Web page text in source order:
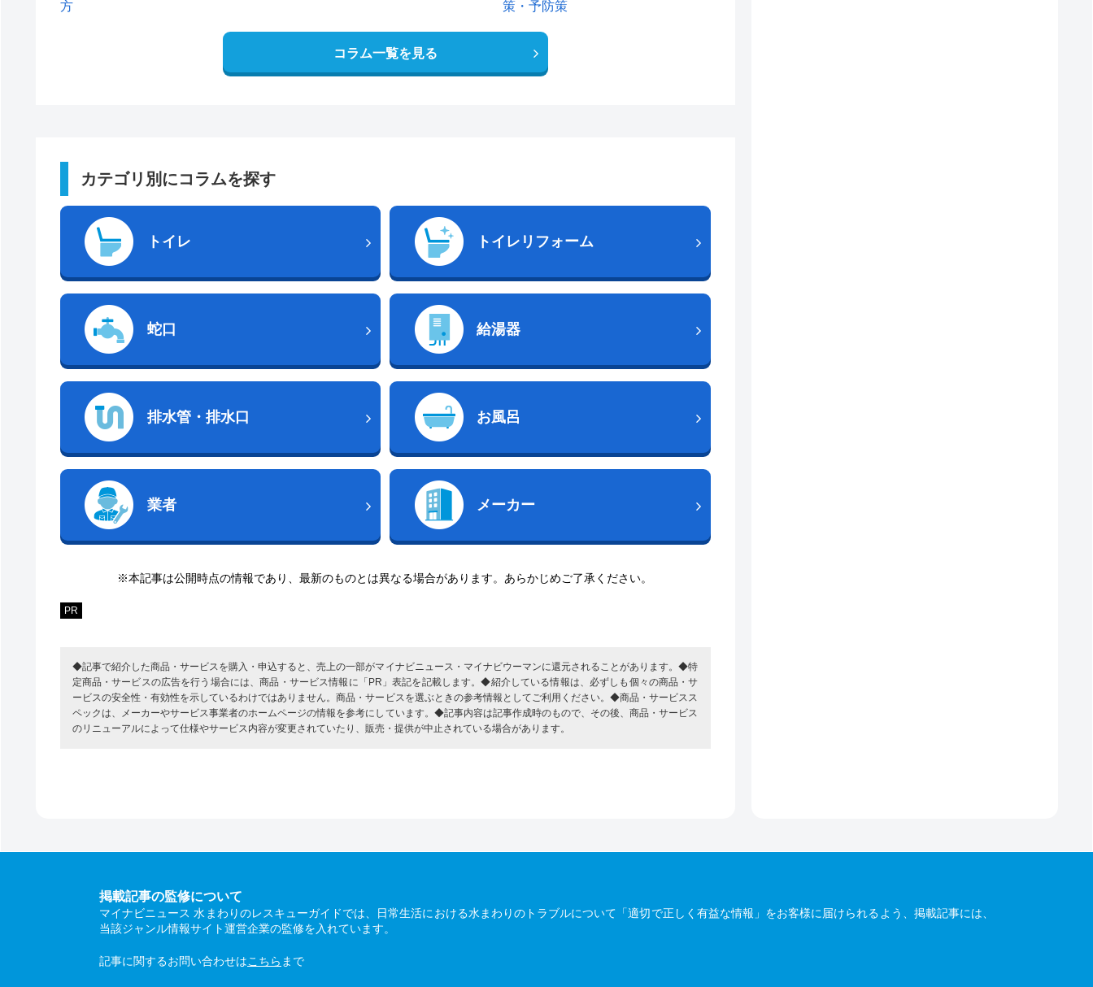
方
策・予防策
コラム一覧を見る
カテゴリ別にコラムを探す
トイレ トイレリフォーム
蛇口 給湯器
排水管・排水口 お風呂
業者 メーカー
※本記事は公開時点の情報であり、最新のものとは異なる場合があります。あらかじめご了承ください。
PR
◆記事で紹介した商品・サービスを購入・申込すると、売上の一部がマイナビニュース・マイナビウーマンに還元されることがあります。◆特
定商品・サービスの広告を行う場合には、商品・サービス情報に「PR」表記を記載します。◆紹介している情報は、必ずしも個々の商品・サ
ービスの安全性・有効性を示しているわけではありません。商品・サービスを選ぶときの参考情報としてご利用ください。◆商品・サービスス
ペックは、メーカーやサービス事業者のホームページの情報を参考にしています。◆記事内容は記事作成時のもので、その後、商品・サービス
のリニューアルによって仕様やサービス内容が変更されていたり、販売・提供が中止されている場合があります。
掲載記事の監修について
マイナビニュース 水まわりのレスキューガイドでは、日常生活における水まわりのトラブルについて「適切で正しく有益な情報」をお客様に届けられるよう、掲載記事には、
当該ジャンル情報サイト運営企業の監修を入れています。
記事に関するお問い合わせはこちら まで